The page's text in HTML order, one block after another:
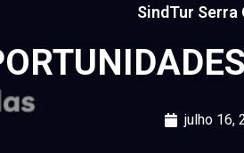
SindTur Serra
julho 16,